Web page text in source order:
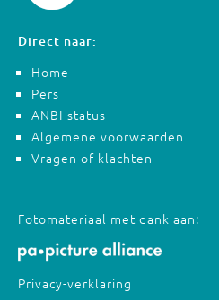
Direct naar:
Home
Pers
ANBI-status
Algemene voorwaarden
Vragen of klachten
Fotomateriaal met dank aan:
Privacy-verklaring